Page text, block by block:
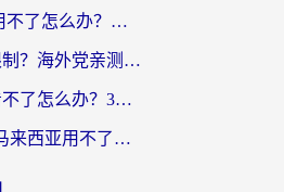
音悦Tai在瑞典用不了怎么办？海外华人追剧听歌的实用指南
优酷境外地域限制？海外党亲测：这样看国内剧再也不卡（附3个实用场景解决）
香港西瓜视频看不了怎么办？3步解决海外追剧难题，附靠谱加速器推荐
喜马拉雅FM在马来西亚用不了怎么办？海外华人亲测有效的回国加速指南